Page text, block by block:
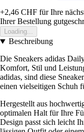
+2,46 CHF für Ihre
Ihrer Bestellung
Loading...
Beschreibung
Die Sneakers adidas
Komfort, Stil und
adidas, sind diese
einen vielseitigen Schuh
Hergestellt aus
optimalen Halt für Ihre
Design passt sich leicht